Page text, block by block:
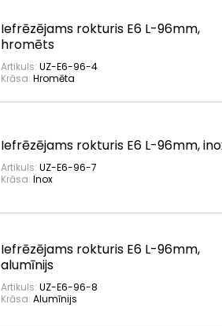
Iefrēzējams rokturis E6 L-96mm,
hromēts
Artikuls: UZ-E6-96-4
Krāsa: Hromēta
Iefrēzējams rokturis E6 L-96mm,
Artikuls: UZ-E6-96-7
Krāsa: Inox
Iefrēzējams rokturis E6 L-96mm,
alumīnijs
Artikuls: UZ-E6-96-8
Krāsa: Alumīnijs